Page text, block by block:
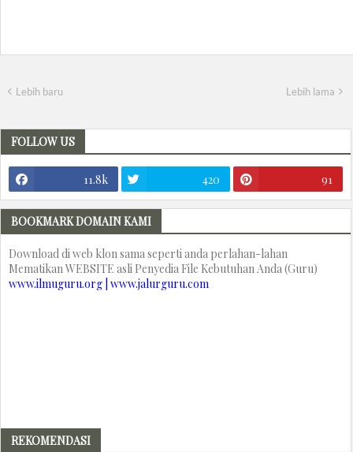
Lebih baru Lebih lama
FOLLOW US
11.8k 420 91
BOOKMARK DOMAIN KAMI
Download di web klon sama seperti anda perlahan-lahan
Mematikan WEBSITE asli Penyedia File Kebutuhan Anda (Guru)
www.ilmuguru.org | www.jalurguru.com
REKOMENDASI